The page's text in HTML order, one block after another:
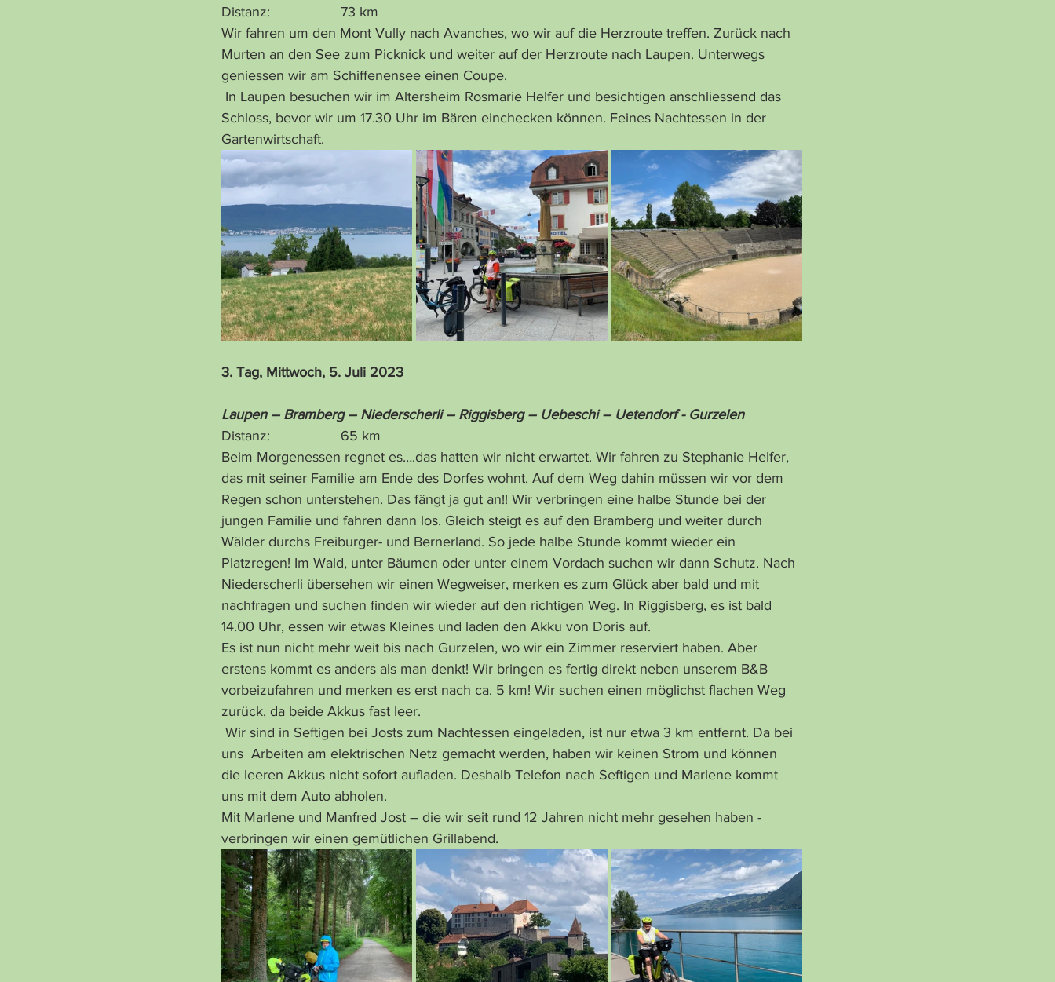
Distanz:                  73 km
Wir fahren um den Mont Vully nach Avanches, wo wir auf die Herzroute treffen. Zurück nach
Murten an den See zum Picknick und weiter auf der Herzroute nach Laupen. Unterwegs
geniessen wir am Schiffenensee einen Coupe.
Schloss, bevor wir um 17.30 Uhr im Bären einchecken können. Feines Nachtessen in der
Gartenwirtschaft.
3. Tag, Mittwoch, 5. Juli 2023
Laupen – Bramberg – Niederscherli – Riggisberg – Uebeschi – Uetendorf - Gurzelen
Distanz:                  65 km
Beim Morgenessen regnet es….das hatten wir nicht erwartet. Wir fahren zu Stephanie Helfer,
das mit seiner Familie am Ende des Dorfes wohnt. Auf dem Weg dahin müssen wir vor dem
Regen schon unterstehen. Das fängt ja gut an!! Wir verbringen eine halbe Stunde bei der
jungen Familie und fahren dann los. Gleich steigt es auf den Bramberg und weiter durch
Wälder durchs Freiburger- und Bernerland. So jede halbe Stunde kommt wieder ein
Platzregen! Im Wald, unter Bäumen oder unter einem Vordach suchen wir dann Schutz. Nach
Niederscherli übersehen wir einen Wegweiser, merken es zum Glück aber bald und mit
nachfragen und suchen finden wir wieder auf den richtigen Weg. In Riggisberg, es ist bald
14.00 Uhr, essen wir etwas Kleines und laden den Akku von Doris auf.
Es ist nun nicht mehr weit bis nach Gurzelen, wo wir ein Zimmer reserviert haben. Aber
erstens kommt es anders als man denkt! Wir bringen es fertig direkt neben unserem B&B
vorbeizufahren und merken es erst nach ca. 5 km! Wir suchen einen möglichst flachen Weg
zurück, da beide Akkus fast leer.
uns  Arbeiten am elektrischen Netz gemacht werden, haben wir keinen Strom und können
die leeren Akkus nicht sofort aufladen. Deshalb Telefon nach Seftigen und Marlene kommt
uns mit dem Auto abholen.
Mit Marlene und Manfred Jost – die wir seit rund 12 Jahren nicht mehr gesehen haben -
verbringen wir einen gemütlichen Grillabend.